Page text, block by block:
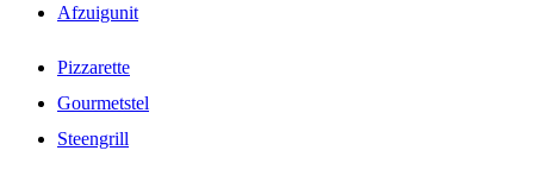
Afzuigunit
Pizzarette
Gourmetstel
Steengrill